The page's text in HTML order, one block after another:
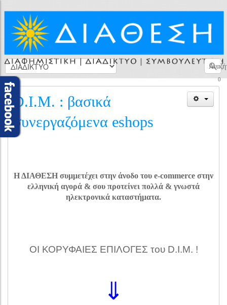
0
D.I.M. : βασικά
συνεργαζόμενα eshops
Η ΔΙΑΘΕΣΗ συμμετέχει στην άνοδο του e-commerce στην
ελληνική αγορά & σου προτείνει πολλά & γνωστά
ηλεκτρονικά καταστήματα.
ΟΙ ΚΟΡΥΦΑΙΕΣ ΕΠΙΛΟΓΕΣ του D.I.M. !
⇓